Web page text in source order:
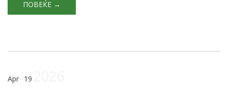
ПОВЕЌЕ →
Apr 19